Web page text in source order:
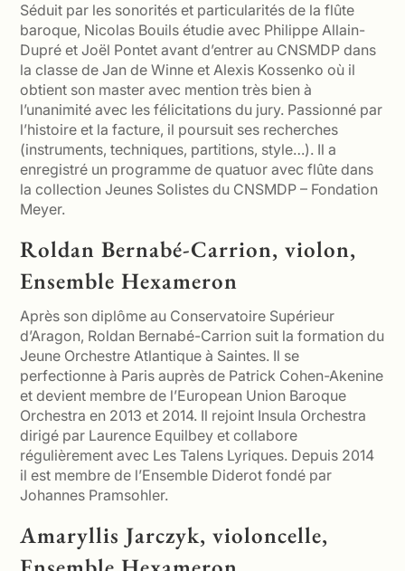
Séduit par les sonorités et particularités de la flûte
baroque, Nicolas Bouils étudie avec Philippe Allain-
Dupré et Joël Pontet avant d’entrer au CNSMDP dans
la classe de Jan de Winne et Alexis Kossenko où il
obtient son master avec mention très bien à
l’unanimité avec les félicitations du jury. Passionné par
l’histoire et la facture, il poursuit ses recherches
(instruments, techniques, partitions, style…). Il a
enregistré un programme de quatuor avec flûte dans
la collection Jeunes Solistes du CNSMDP – Fondation
Meyer.
Roldan Bernabé-Carrion, violon,
Ensemble Hexameron
Après son diplôme au Conservatoire Supérieur
d’Aragon, Roldan Bernabé-Carrion suit la formation du
Jeune Orchestre Atlantique à Saintes. Il se
perfectionne à Paris auprès de Patrick Cohen-Akenine
et devient membre de l’European Union Baroque
Orchestra en 2013 et 2014. Il rejoint Insula Orchestra
dirigé par Laurence Equilbey et collabore
régulièrement avec Les Talens Lyriques. Depuis 2014
il est membre de l’Ensemble Diderot fondé par
Johannes Pramsohler.
Amaryllis Jarczyk, violoncelle,